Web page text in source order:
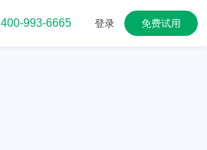
400-993-6665 登录 免费试用